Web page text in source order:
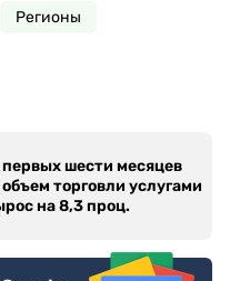
Регионы
первых шести месяцев
торговли услугами
на 8,3 проц.